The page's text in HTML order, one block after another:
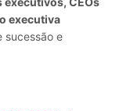
executiva
sucessão e